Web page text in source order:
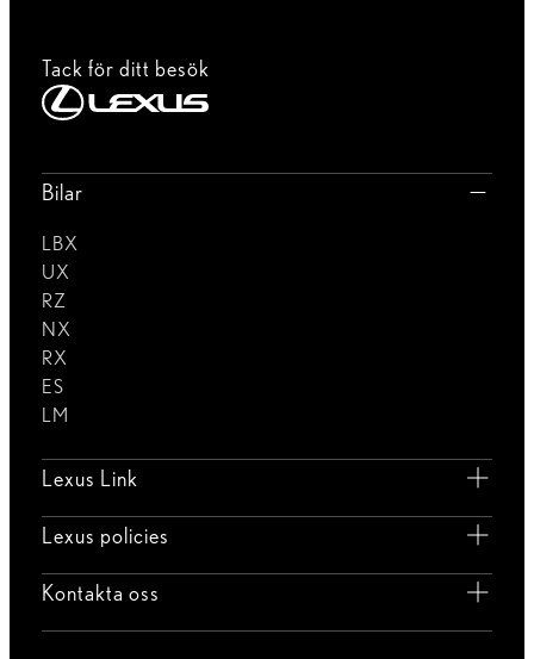
Tack för ditt besök
Bilar
LBX
UX
RZ
NX
RX
ES
LM
Lexus Link
Lexus policies
Kontakta oss